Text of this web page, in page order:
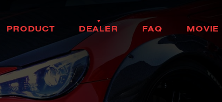
PRODUCT
HEAD LAM
P
テール プ
DO R MIRRO
ドア ラ ー
HEAD & F OG BULB
LE D /H ッド＆
LED BULB & OT U
DEALER
取
HOK KAID
北海
T
東
K A O
関
C B U
S
FAQ
くある質
MOVIE